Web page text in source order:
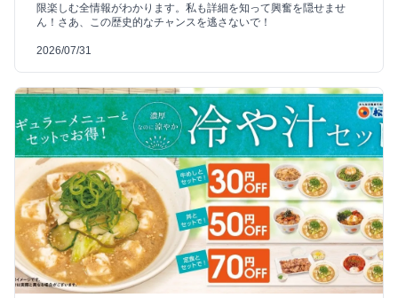
限楽しむ全情報がわかります。私も詳細を知って興奮を隠せませ
ん！さあ、この歴史的なチャンスを逃さないで！
2026/07/31